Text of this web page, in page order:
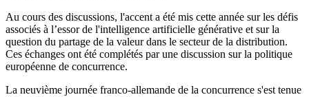
Au cours des discussions, l'accent a été mis cette année sur les défis
associés à l’essor de l'intelligence artificielle générative et sur la
question du partage de la valeur dans le secteur de la distribution.
Ces échanges ont été complétés par une discussion sur la politique
européenne de concurrence.
La neuvième journée franco-allemande de la concurrence s'est tenue